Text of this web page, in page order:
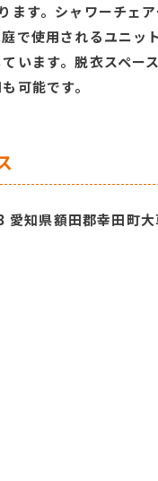
ます。シャワーチェ
で使用されるユニッ
います。脱衣スペー
可能です。
知県額田郡幸田町